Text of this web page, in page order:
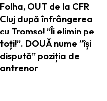
Folha, OUT de la CFR
Cluj după înfrângerea
cu Tromso! ”Îi elimin pe
toți!”. DOUĂ nume ”își
dispută” poziția de
antrenor